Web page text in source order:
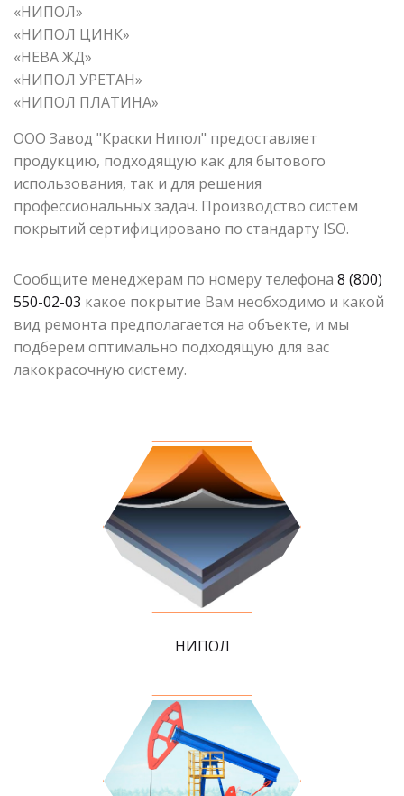
«НИПОЛ»
«НИПОЛ ЦИНК»
«НЕВА ЖД»
«НИПОЛ УРЕТАН»
«НИПОЛ ПЛАТИНА»
ООО Завод "Краски Нипол" предоставляет
продукцию, подходящую как для бытового
использования, так и для решения
профессиональных задач. Производство систем
покрытий сертифицировано по стандарту ISO.
Сообщите менеджерам по номеру телефона 8 (800)
550-02-03 какое покрытие Вам необходимо и какой
вид ремонта предполагается на объекте, и мы
подберем оптимально подходящую для вас
лакокрасочную систему.
НИПОЛ